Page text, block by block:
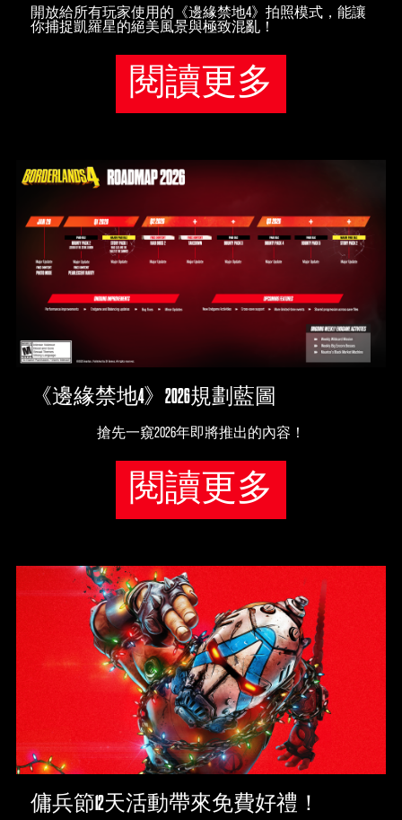
開放給所有玩家使用的《邊緣禁地4》拍照模式，能讓
你捕捉凱羅星的絕美風景與極致混亂！
閱讀更多
《邊緣禁地4》2026規劃藍圖
搶先一窺2026年即將推出的內容！
閱讀更多
傭兵節12天活動帶來免費好禮！